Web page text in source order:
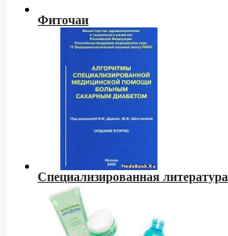
Фиточаи
Специализированная литература